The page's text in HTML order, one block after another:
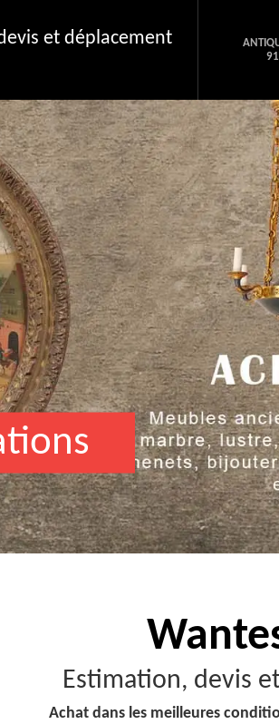
et déplacement
91
Estimation, devis
Achat dans les meilleures